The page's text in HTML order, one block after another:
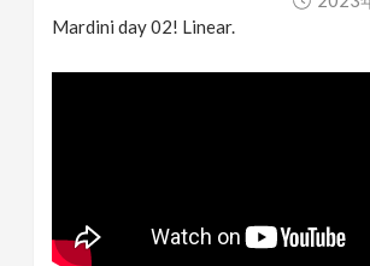
Mardini day 02! Linear.